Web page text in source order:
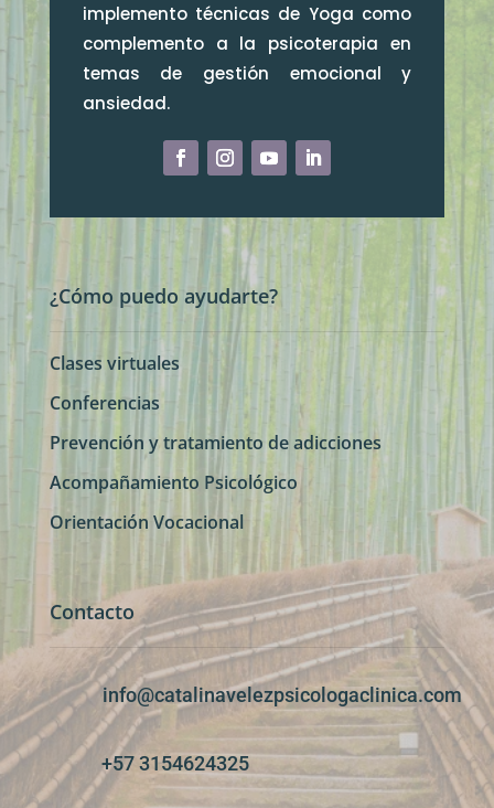
implemento técnicas de Yoga como
complemento a la psicoterapia en
temas de gestión emocional y
ansiedad.
¿Cómo puedo ayudarte?
Clases virtuales
Conferencias
Prevención y tratamiento de adicciones
Acompañamiento Psicológico
Orientación Vocacional
Contacto
info@catalinavelezpsicologaclinica.com
+57 3154624325